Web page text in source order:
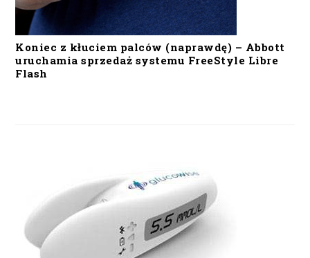
Koniec z kłuciem palców (naprawdę) – Abbott
uruchamia sprzedaż systemu FreeStyle Libre
Flash